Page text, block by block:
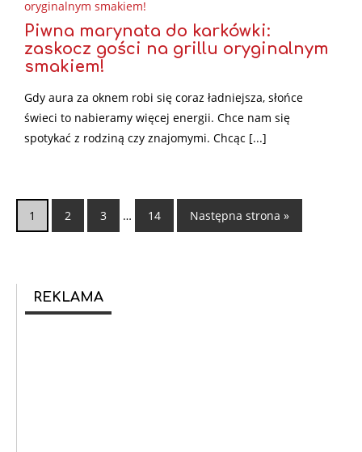
Piwna marynata do karkówki:
zaskocz gości na grillu oryginalnym
smakiem!
Gdy aura za oknem robi się coraz ładniejsza, słońce
świeci to nabieramy więcej energii. Chce nam się
spotykać z rodziną czy znajomymi. Chcąc [...]
1 2 3 … 14 Następna strona »
REKLAMA